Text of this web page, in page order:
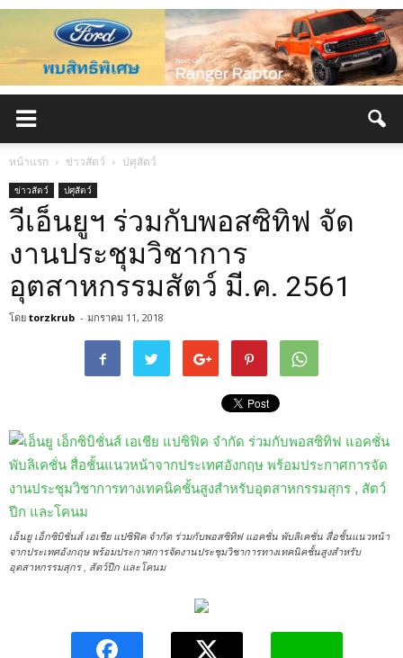
หน้าแรก ข่าวสัตว์ ปศุสัตว์
ข่าวสัตว์ ปศุสัตว์
วีเอ็นยูฯ ร่วมกับพอสซิทิฟ จัด
งานประชุมวิชาการ
อุตสาหกรรมสัตว์ มี.ค. 2561
โดย torzkrub - มกราคม 11, 2018
เอ็นยู เอ็กซิบิชั่นส์ เอเชีย แปซิฟิค จำกัด ร่วมกับพอสซิทิฟ แอคชั่น พับลิเคชั่น สื่อชั้นแนวหน้า
จากประเทศอังกฤษ พร้อมประกาศการจัดงานประชุมวิชาการทางเทคนิคชั้นสูงสำหรับ
อุตสาหกรรมสุกร , สัตว์ปีก และโคนม